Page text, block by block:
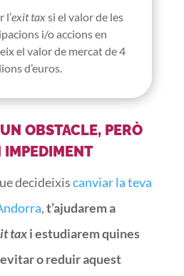
l’exit taxsi el valor de les
i/o accions en
el valor de mercat de 4
d’euros.
OBSTACLE, PERÒ
IMPEDIMENT
decideixiscanviar la teva
,t’ajudarem a
taxi estudiarem quines
o reduir aquest